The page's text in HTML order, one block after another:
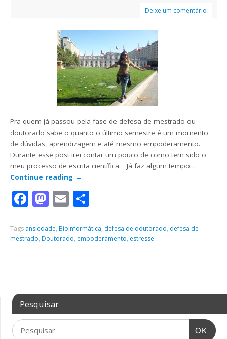
Deixe um comentário
Pra quem já passou pela fase de defesa de mestrado ou
doutorado sabe o quanto o último semestre é um momento
de dúvidas, aprendizagem e até mesmo empoderamento.
Durante esse post irei contar um pouco de como tem sido o
meu processo de escrita científica. Já faz algum tempo…
Continue reading →
Facebook
Mastodon
Email
Tags ansiedade, Bioinformática, defesa de doutorado, defesa de
mestrado, Doutorado, empoderamento, estresse
Pesquisar
OK